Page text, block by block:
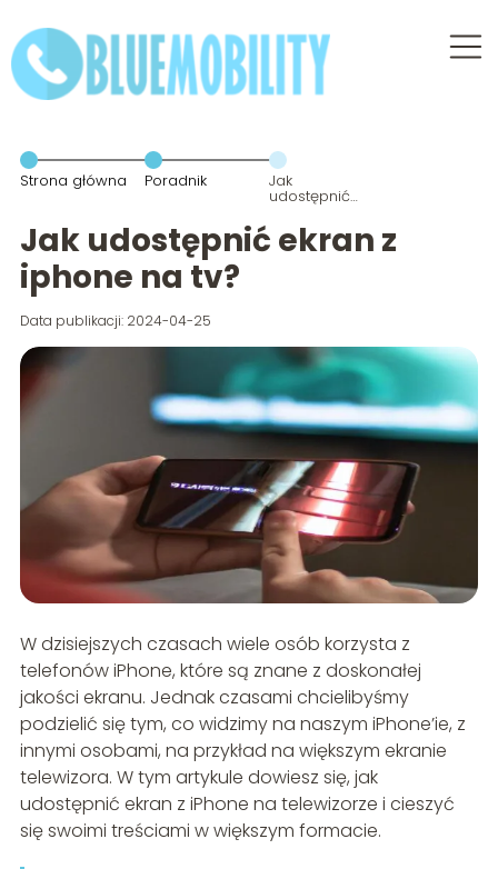
Strona główna Poradnik Jak
udostępnić
ekran z
iphone na tv?
Jak udostępnić ekran z
iphone na tv?
Data publikacji: 2024-04-25
W dzisiejszych czasach wiele osób korzysta z
telefonów iPhone, które są znane z doskonałej
jakości ekranu. Jednak czasami chcielibyśmy
podzielić się tym, co widzimy na naszym iPhone’ie, z
innymi osobami, na przykład na większym ekranie
telewizora. W tym artykule dowiesz się, jak
udostępnić ekran z iPhone na telewizorze i cieszyć
się swoimi treściami w większym formacie.